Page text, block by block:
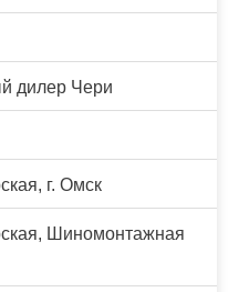
дилер Чери
г. Омск
Шиномонтажная